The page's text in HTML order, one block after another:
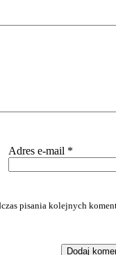
Adres e-mail *
pisania kolejnych